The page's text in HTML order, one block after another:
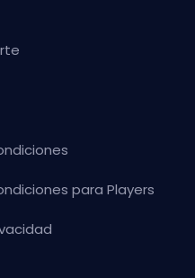
para Players